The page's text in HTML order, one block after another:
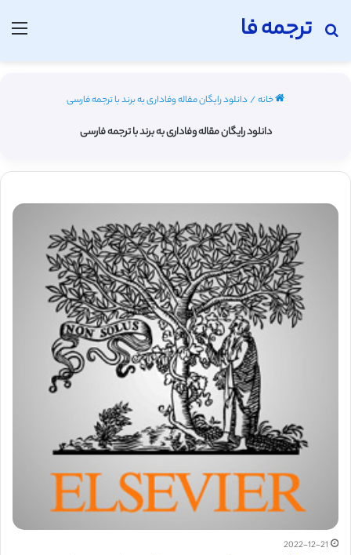
ترجمه فا
جستجو برای
خانه/ دانلود رایگان مقاله وفاداری به برند با ترجمه فارسی
دانلود رایگان مقاله وفاداری به برند با ترجمه فارسی
2022-12-21